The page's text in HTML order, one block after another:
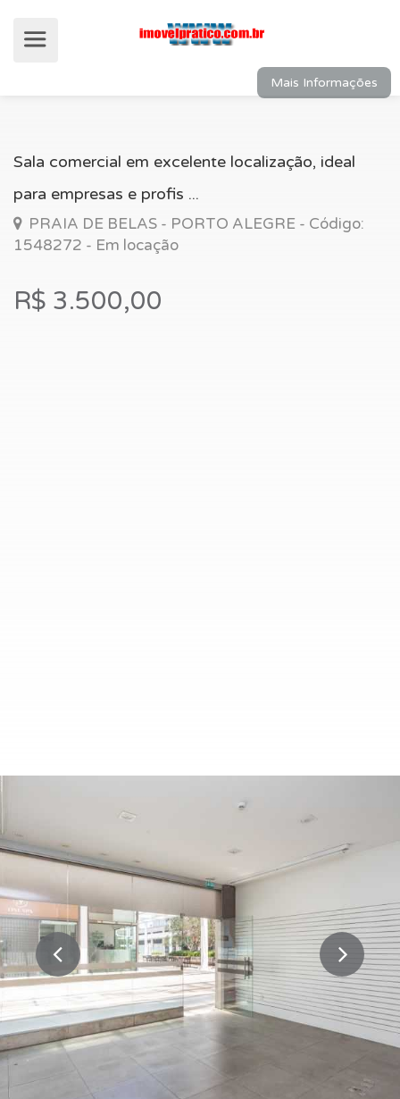
Sala comercial em excelente localização, ideal
para empresas e profis ...
PRAIA DE BELAS - PORTO ALEGRE - Código:
1548272 - Em locação
R$ 3.500,00
Mais Informações